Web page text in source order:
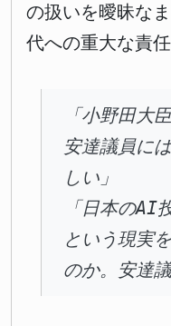
の扱いを曖昧な
代への重大な責
「小野田大
安達議員に
しい」
「日本のAI
という現実
のか。安達